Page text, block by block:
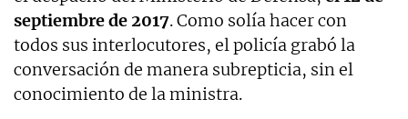
septiembre de 2017. Como solía hacer con
todos sus interlocutores, el policía grabó la
conversación de manera subrepticia, sin el
conocimiento de la ministra.